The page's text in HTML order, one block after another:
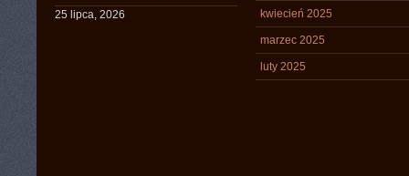
25 lipca, 2026
kwiecień 2025
marzec 2025
luty 2025